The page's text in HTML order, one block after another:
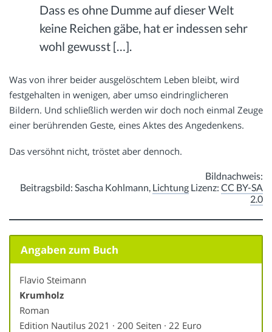
Dass es ohne Dumme auf dieser Welt
keine Reichen gäbe, hat er indessen sehr
wohl gewusst […].
Was von ihrer beider ausgelöschtem Leben bleibt, wird
festgehalten in wenigen, aber umso eindringlicheren
Bildern. Und schließlich werden wir doch noch einmal Zeuge
einer berührenden Geste, eines Aktes des Angedenkens.
Das versöhnt nicht, tröstet aber dennoch.
Bildnachweis:
Beitragsbild: Sascha Kohlmann, Lichtung Lizenz: CC BY-SA
2.0
Angaben zum Buch
Flavio Steimann
Krumholz
Roman
Edition Nautilus 2021 · 200 Seiten · 22 Euro